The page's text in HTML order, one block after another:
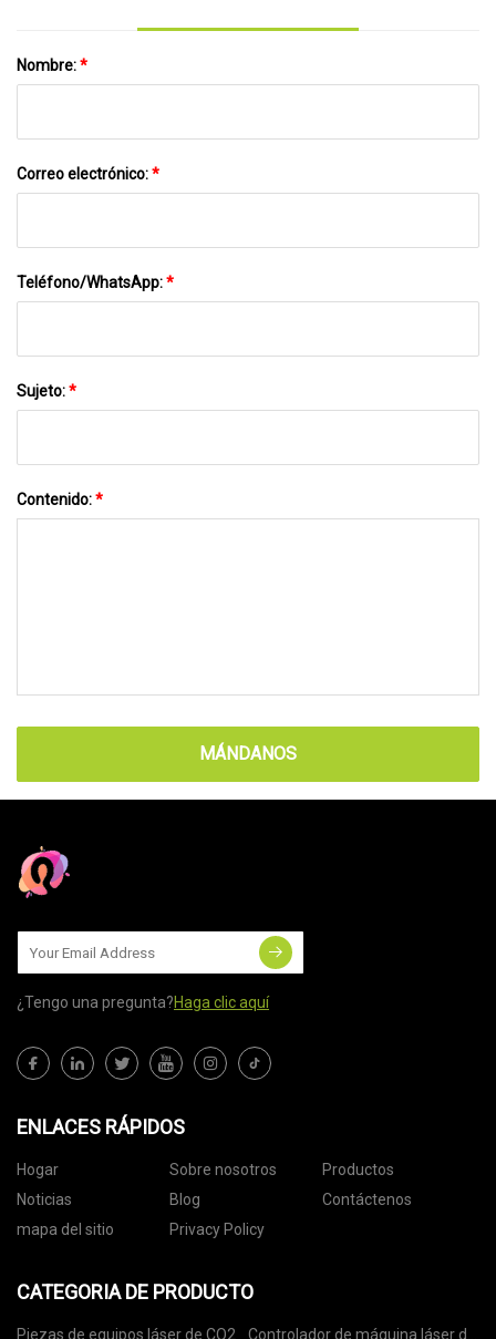
Nombre:*
Correo electrónico:*
Teléfono/WhatsApp:*
Sujeto:*
Contenido:*
MÁNDANOS
¿Tengo una pregunta?Haga clic aquí
ENLACES RÁPIDOS
Hogar Sobre nosotros
Productos
Noticias
Blog
Contáctenos
mapa del sitio
Privacy Policy
CATEGORIA DE PRODUCTO
Piezas de equipos láser de CO2 Controlador de máquina láser de